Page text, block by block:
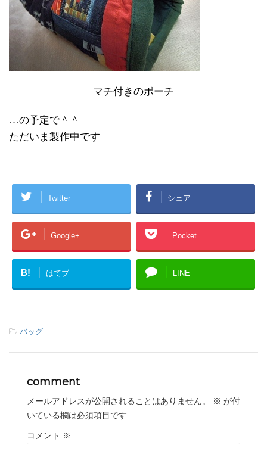
マチ付きのポーチ
…の予定で＾＾
ただいま製作中です
Twitter シェア
Google+ Pocket
B! はてブ LINE
-バッグ
comment
メールアドレスが公開されることはありません。 ※ が付
いている欄は必須項目です
コメント ※